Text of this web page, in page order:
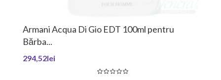
Armani Acqua Di Gio EDT 100ml pentru
Bărba...
294,52lei